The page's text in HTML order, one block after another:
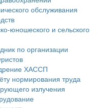
обслуживания
юношеского и сельского
по организации
ХАССП
нормирования труда
излучения